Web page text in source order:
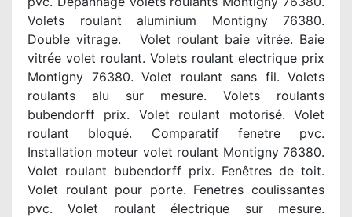
Volets roulant aluminium Montigny 76380.
Double vitrage. Volet roulant baie vitrée. Baie
vitrée volet roulant. Volets roulant electrique prix
Montigny 76380. Volet roulant sans fil. Volets
roulants alu sur mesure. Volets roulants
bubendorff prix. Volet roulant motorisé. Volet
roulant bloqué. Comparatif fenetre pvc.
Installation moteur volet roulant Montigny 76380.
Volet roulant bubendorff prix. Fenêtres de toit.
Volet roulant pour porte. Fenetres coulissantes
pvc. Volet roulant électrique sur mesure.